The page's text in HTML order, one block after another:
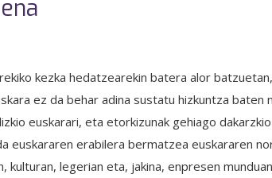
kezka hedatzearekin batera alor
ez da behar adina sustatu hizkuntza
euskarari, eta etorkizunak gehiago
euskararen erabilera bermatzea euskararen
kulturan, legerian eta, jakina, enpresen